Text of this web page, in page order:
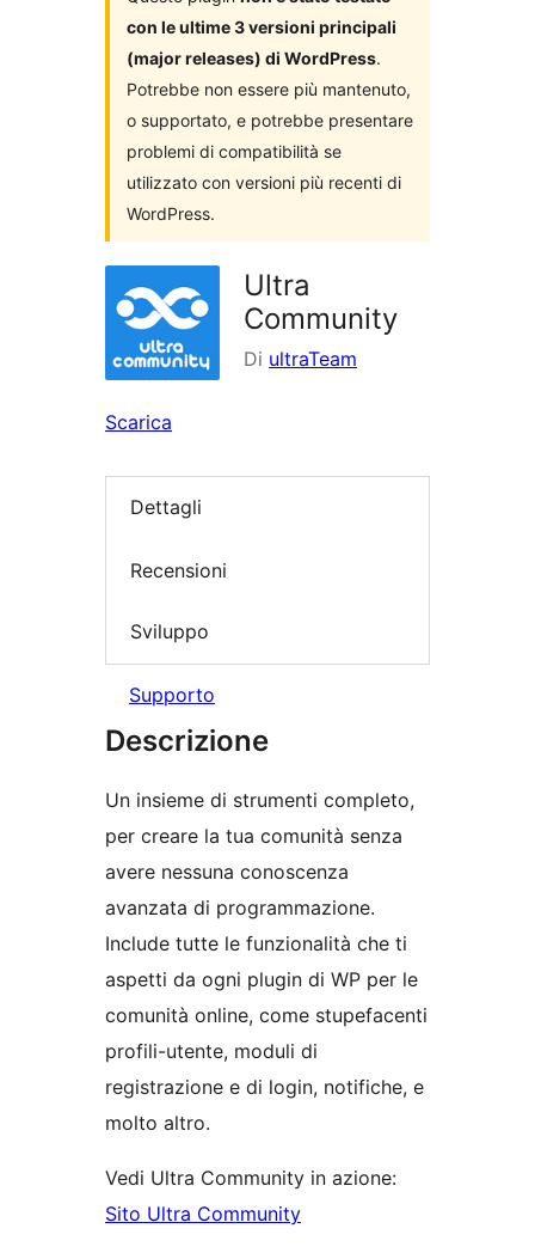
con le ultime 3 versioni principali
(major releases) di WordPress.
Potrebbe non essere più mantenuto,
o supportato, e potrebbe presentare
problemi di compatibilità se
utilizzato con versioni più recenti di
WordPress.
Ultra
Community
Di ultraTeam
Scarica
Dettagli
Recensioni
Sviluppo
Supporto
Descrizione
Un insieme di strumenti completo,
per creare la tua comunità senza
avere nessuna conoscenza
avanzata di programmazione.
Include tutte le funzionalità che ti
aspetti da ogni plugin di WP per le
comunità online, come stupefacenti
profili-utente, moduli di
registrazione e di login, notifiche, e
molto altro.
Vedi Ultra Community in azione:
Sito Ultra Community